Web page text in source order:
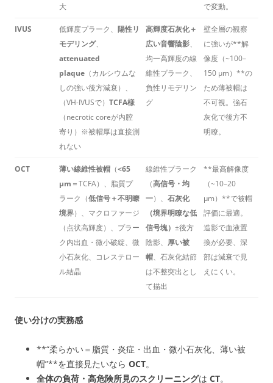
大
で変動。
IVUS 低輝度プラーク、 陽性リ
モデリング、
attenuated
plaque （カルシウムな
しの強い後方減衰）、
（VH-IVUSで） TCFA様
（necrotic coreが内腔
寄り）※被帽厚は直接測
れない
高輝度石灰化＋
広い音響陰影、
均一高輝度の線
維性プラーク、
負性リモデリン
グ
壁全層の観察
に強いが**解
像度（~100–
150 μm）**の
ため薄被帽は
不可視。強石
灰化で後方不
明瞭。
OCT 薄い線維性被帽 （<65
μm ＝TCFA）、脂質プ
ラーク（低信号＋不明瞭
境界）、マクロファージ
（点状高輝度）、プラー
ク内出血・微小破綻、微
小石灰化、コレステロー
ル結晶
線維性プラーク
（高信号・均
一）、 石灰化
（境界明瞭な低
信号塊） ±後方
陰影、 厚い被
帽、石灰化結節
は不整突出とし
て描出
**最高解像度
（~10–20
μm）**で被帽
評価に最適。
造影で血液置
換が必要、深
部は減衰で見
えにくい。
使い分けの実務感
**“柔らかい＝脂質・炎症・出血・微小石灰化、薄い被
帽”**を直接見たいなら OCT。
全体の負荷・高危険所見のスクリーニングは CT。